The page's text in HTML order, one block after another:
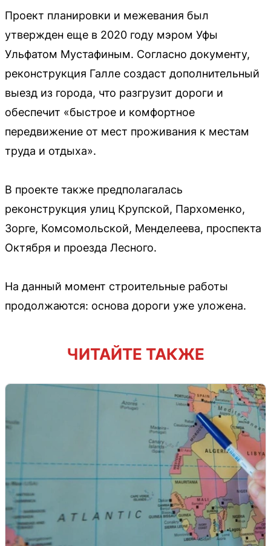
Проект планировки и межевания был
утвержден еще в 2020 году мэром Уфы
Ульфатом Мустафиным. Согласно документу,
реконструкция Галле создаст дополнительный
выезд из города, что разгрузит дороги и
обеспечит «быстрое и комфортное
передвижение от мест проживания к местам
труда и отдыха».
В проекте также предполагалась
реконструкция улиц Крупской, Пархоменко,
Зорге, Комсомольской, Менделеева, проспекта
Октября и проезда Лесного.
На данный момент строительные работы
продолжаются: основа дороги уже уложена.
ЧИТАЙТЕ ТАКЖЕ